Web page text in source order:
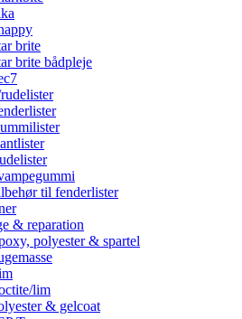
brite
brite bådpleje
til fenderlister
& reparation
polyester & spartel
lim
& gelcoat